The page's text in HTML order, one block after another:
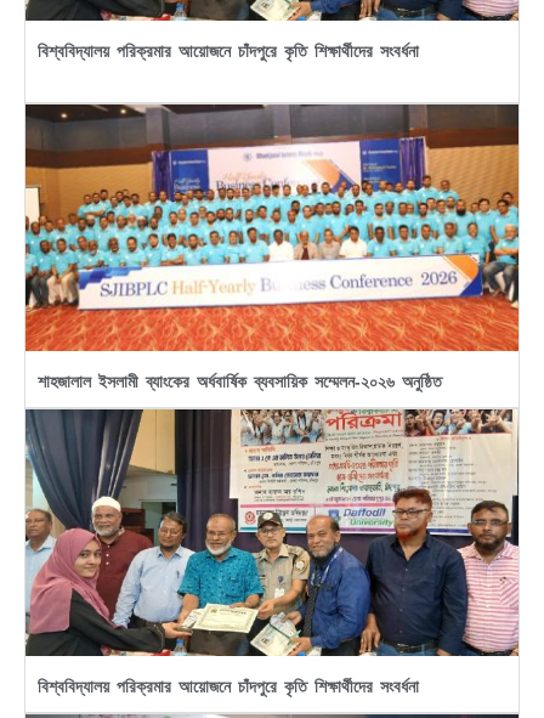
বিশ্ববিদ্যালয় পরিক্রমার আয়োজনে চাঁদপুরে কৃতি শিক্ষার্থীদের সংবর্ধনা
শাহজালাল ইসলামী ব্যাংকের অর্ধবার্ষিক ব্যবসায়িক সম্মেলন-২০২৬ অনুষ্ঠিত
বিশ্ববিদ্যালয় পরিক্রমার আয়োজনে চাঁদপুরে কৃতি শিক্ষার্থীদের সংবর্ধনা